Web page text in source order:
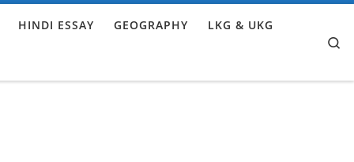
HINDI ESSAY GEOGRAPHY LKG & UKG